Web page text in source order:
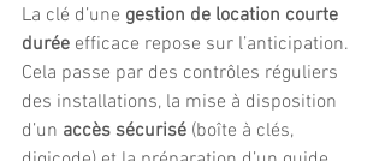
La clé d’une gestion de location courte
durée efficace repose sur l’anticipation.
Cela passe par des contrôles réguliers
des installations, la mise à disposition
d’un accès sécurisé (boîte à clés,